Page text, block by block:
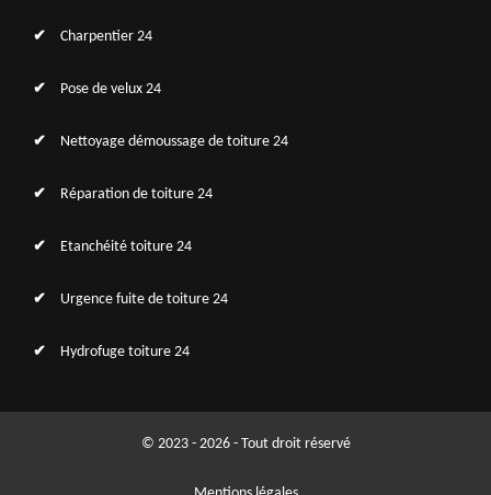
Charpentier 24
Pose de velux 24
Nettoyage démoussage de toiture 24
Réparation de toiture 24
Etanchéité toiture 24
Urgence fuite de toiture 24
Hydrofuge toiture 24
© 2023 - 2026 - Tout droit réservé